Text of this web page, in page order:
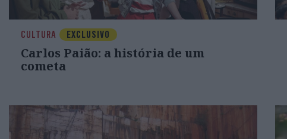
CULTURA EXCLUSIVO
Carlos Paião: a história de um
cometa